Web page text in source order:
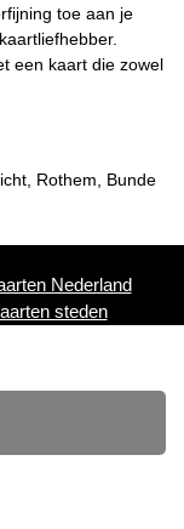
toe aan je
een kaart die zowel
Rothem, Bunde
Nederland
steden